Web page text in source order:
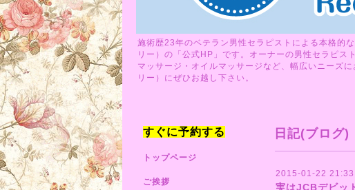
施術歴23年のベテラン男性セラピストによる本格的
リー）の「公式HP」です。オーナーの男性セラピ
マッサージ・オイルマッサージなど、幅広いニーズ
リー）にぜひお越し下さい。
日記(ブログ)
2015-01-22
実はJCBデビッ
すぐに予約する
トップページ
ご挨拶